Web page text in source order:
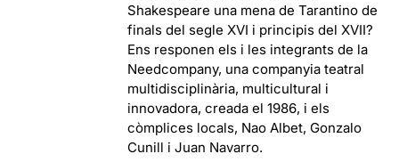
Shakespeare una mena de Tarantino de
finals del segle XVI i principis del XVII?
Ens responen els i les integrants de la
Needcompany, una companyia teatral
multidisciplinària, multicultural i
innovadora, creada el 1986, i els
còmplices locals, Nao Albet, Gonzalo
Cunill i Juan Navarro.